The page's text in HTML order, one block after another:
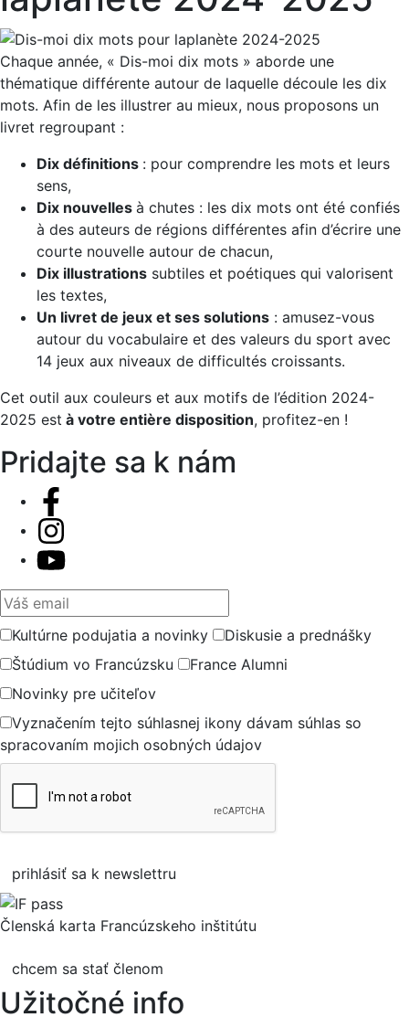
Chaque année, « Dis-moi dix mots » aborde une
thématique différente autour de laquelle découle les dix
mots. Afin de les illustrer au mieux, nous proposons un
livret regroupant :
Dix définitions : pour comprendre les mots et leurs
sens,
Dix nouvelles à chutes : les dix mots ont été confiés
à des auteurs de régions différentes afin d’écrire une
courte nouvelle autour de chacun,
Dix illustrations subtiles et poétiques qui valorisent
les textes,
Un livret de jeux et ses solutions : amusez-vous
autour du vocabulaire et des valeurs du sport avec
14 jeux aux niveaux de difficultés croissants.
Cet outil aux couleurs et aux motifs de l’édition 2024-
2025 est à votre entière disposition, profitez-en !
Pridajte sa k nám
Váš email
Kultúrne podujatia a novinky
Diskusie a prednášky
Štúdium vo Francúzsku
France Alumni
Novinky pre učiteľov
Vyznačením tejto súhlasnej ikony dávam súhlas so
spracovaním mojich osobných údajov
prihlásiť sa k newslettru
Členská karta Francúzskeho inštitútu
chcem sa stať členom
Užitočné info